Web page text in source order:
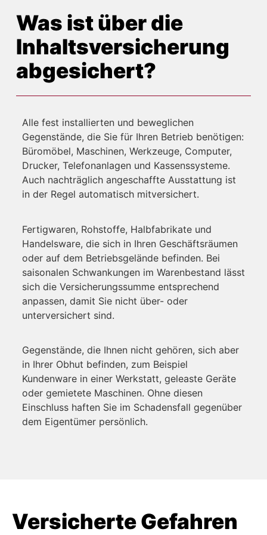
Was ist über die
Inhalts­versicherung
abgesichert?
Alle fest installierten und beweglichen
Gegenstände, die Sie für Ihren Betrieb benötigen:
Büromöbel, Maschinen, Werkzeuge, Computer,
Drucker, Telefonanlagen und Kassenssysteme.
Auch nachträglich angeschaffte Ausstattung ist
in der Regel automatisch mitversichert.
Fertigwaren, Rohstoffe, Halbfabrikate und
Handelsware, die sich in Ihren Geschäftsräumen
oder auf dem Betriebsgelände befinden. Bei
saisonalen Schwankungen im Warenbestand lässt
sich die Versicherungssumme entsprechend
anpassen, damit Sie nicht über- oder
unterversichert sind.
Gegenstände, die Ihnen nicht gehören, sich aber
in Ihrer Obhut befinden, zum Beispiel
Kundenware in einer Werkstatt, geleaste Geräte
oder gemietete Maschinen. Ohne diesen
Einschluss haften Sie im Schadensfall gegenüber
dem Eigentümer persönlich.
Versicherte Gefahren